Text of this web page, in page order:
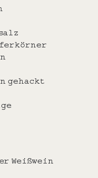
gehackt
Weißwein